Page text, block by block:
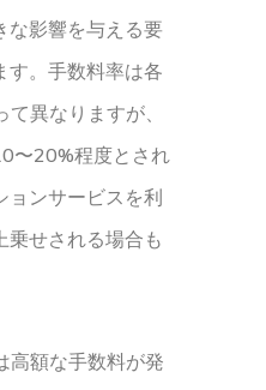
な影響を与える要
す。手数料率は各
異なりますが、
〜20%程度とされ
ョンサービスを利
乗せされる場合も
高額な手数料が発